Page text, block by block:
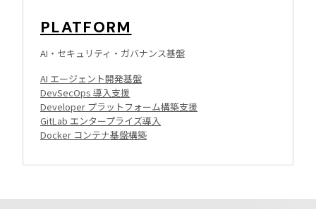
PLATFORM
AI・セキュリティ・ガバナンス基盤
AI エージェント開発基盤
DevSecOps 導入支援
Developer プラットフォーム構築支援
GitLab エンタープライズ導入
Docker コンテナ基盤構築